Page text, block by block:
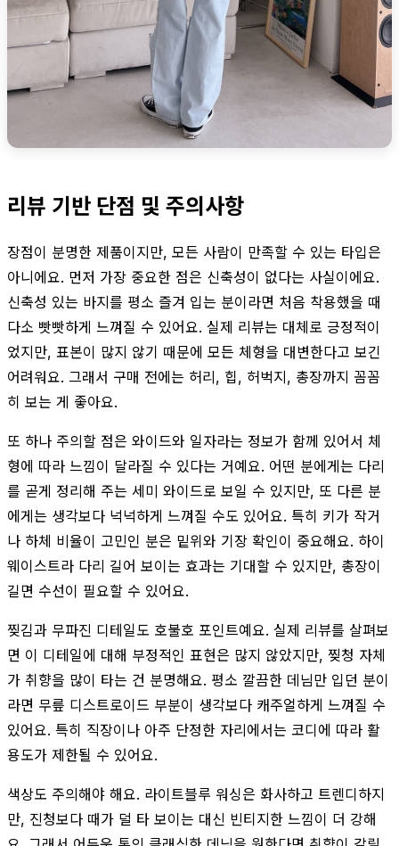
리뷰 기반 단점 및 주의사항
장점이 분명한 제품이지만, 모든 사람이 만족할 수 있는 타입은
아니에요. 먼저 가장 중요한 점은 신축성이 없다는 사실이에요.
신축성 있는 바지를 평소 즐겨 입는 분이라면 처음 착용했을 때
다소 빳빳하게 느껴질 수 있어요. 실제 리뷰는 대체로 긍정적이
었지만, 표본이 많지 않기 때문에 모든 체형을 대변한다고 보긴
어려워요. 그래서 구매 전에는 허리, 힙, 허벅지, 총장까지 꼼꼼
히 보는 게 좋아요.
또 하나 주의할 점은 와이드와 일자라는 정보가 함께 있어서 체
형에 따라 느낌이 달라질 수 있다는 거예요. 어떤 분에게는 다리
를 곧게 정리해 주는 세미 와이드로 보일 수 있지만, 또 다른 분
에게는 생각보다 넉넉하게 느껴질 수도 있어요. 특히 키가 작거
나 하체 비율이 고민인 분은 밑위와 기장 확인이 중요해요. 하이
웨이스트라 다리 길어 보이는 효과는 기대할 수 있지만, 총장이
길면 수선이 필요할 수 있어요.
찢김과 무파진 디테일도 호불호 포인트예요. 실제 리뷰를 살펴보
면 이 디테일에 대해 부정적인 표현은 많지 않았지만, 찢청 자체
가 취향을 많이 타는 건 분명해요. 평소 깔끔한 데님만 입던 분이
라면 무릎 디스트로이드 부분이 생각보다 캐주얼하게 느껴질 수
있어요. 특히 직장이나 아주 단정한 자리에서는 코디에 따라 활
용도가 제한될 수 있어요.
색상도 주의해야 해요. 라이트블루 워싱은 화사하고 트렌디하지
만, 진청보다 때가 덜 타 보이는 대신 빈티지한 느낌이 더 강해